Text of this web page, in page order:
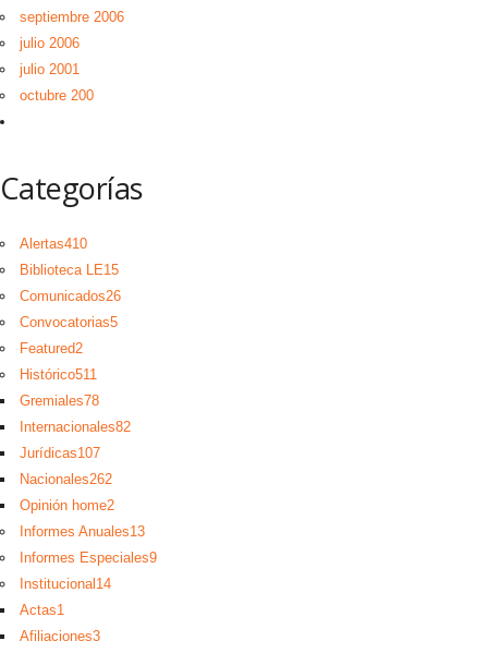
septiembre 2006
julio 2006
julio 2001
octubre 200
Categorías
Alertas410
Biblioteca LE15
Comunicados26
Convocatorias5
Featured2
Histórico511
Gremiales78
Internacionales82
Jurídicas107
Nacionales262
Opinión home2
Informes Anuales13
Informes Especiales9
Institucional 14
Actas1
Afiliaciones3